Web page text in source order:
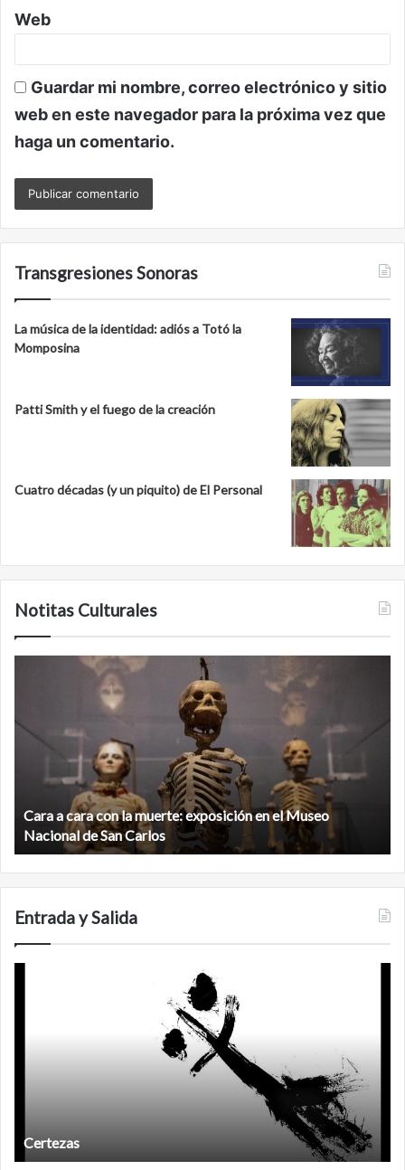
Web
Guardar mi nombre, correo electrónico y sitio
web en este navegador para la próxima vez que
haga un comentario.
Transgresiones Sonoras
La música de la identidad: adiós a Totó la
Momposina
Patti Smith y el fuego de la creación
Cuatro décadas (y un piquito) de El Personal
Notitas Culturales
con
muerte:
exposición
el
Museo
Nacional
de
San
Carlos
Cara a cara con la muerte: exposición en el Museo
Nacional de San Carlos
Entrada y Salida
Certezas